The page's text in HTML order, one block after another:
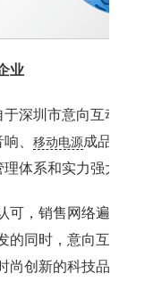
业
深圳市意向互动科
、 移动电源成品等
体系和实力强大的
可，销售网络遍布
的同时，意向互动
尚创新的科技品牌。